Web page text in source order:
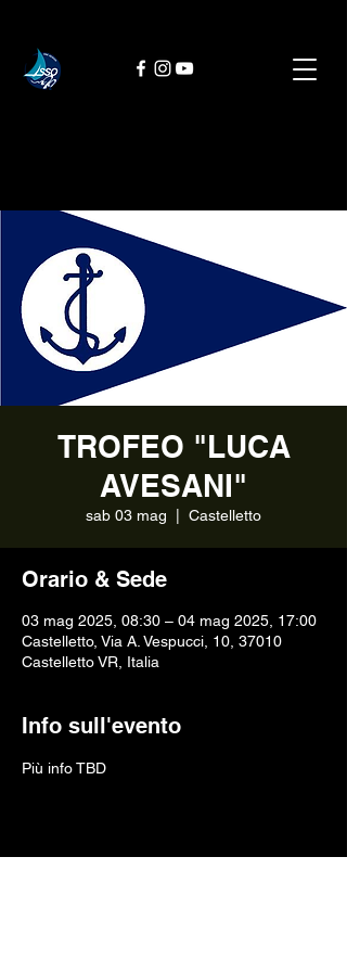
TROFEO "LUCA
AVESANI"
sab 03 mag Castelletto
Orario & Sede
03 mag 2025, 08:30 – 04 mag 2025, 17:00
Castelletto, Via A. Vespucci, 10, 37010
Castelletto VR, Italia
Info sull'evento
Più info TBD